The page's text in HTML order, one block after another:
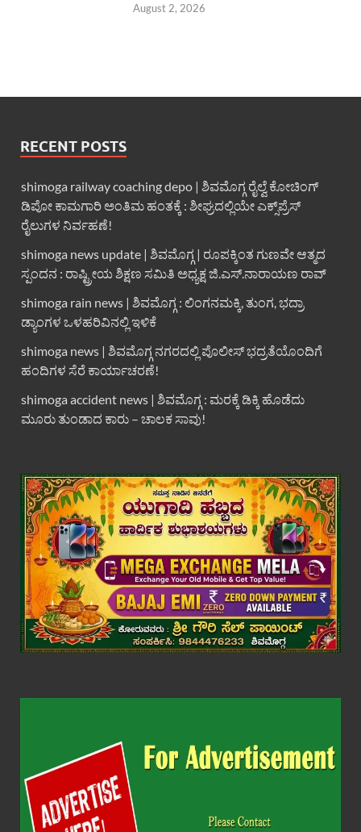
August 2, 2026
RECENT POSTS
shimoga railway coaching depo | ಶಿವಮೊಗ್ಗ ರೈಲ್ವೆ ಕೋಚಿಂಗ್
ಡಿಪೋ ಕಾಮಗಾರಿ ಅಂತಿಮ ಹಂತಕ್ಕೆ : ಶೀಘ್ರದಲ್ಲಿಯೇ ಎಕ್ಸ್‌ಪ್ರೆಸ್
ರೈಲುಗಳ ನಿರ್ವಹಣೆ!
shimoga news update | ಶಿವಮೊಗ್ಗ | ರೂಪಕ್ಕಿಂತ ಗುಣವೇ ಆತ್ಮದ
ಸ್ಪಂದನ : ರಾಷ್ಟ್ರೀಯ ಶಿಕ್ಷಣ ಸಮಿತಿ ಅಧ್ಯಕ್ಷ ಜಿ.ಎಸ್.ನಾರಾಯಣ ರಾವ್
shimoga rain news | ಶಿವಮೊಗ್ಗ : ಲಿಂಗನಮಕ್ಕಿ, ತುಂಗ, ಭದ್ರಾ
ಡ್ಯಾಂಗಳ ಒಳಹರಿವಿನಲ್ಲಿ ಇಳಿಕೆ
shimoga news | ಶಿವಮೊಗ್ಗ ನಗರದಲ್ಲಿ ಪೊಲೀಸ್ ಭದ್ರತೆಯೊಂದಿಗೆ
ಹಂದಿಗಳ ಸೆರೆ ಕಾರ್ಯಾಚರಣೆ!
shimoga accident news | ಶಿವಮೊಗ್ಗ : ಮರಕ್ಕೆ ಡಿಕ್ಕಿ ಹೊಡೆದು
ಮೂರು ತುಂಡಾದ ಕಾರು – ಚಾಲಕ ಸಾವು!